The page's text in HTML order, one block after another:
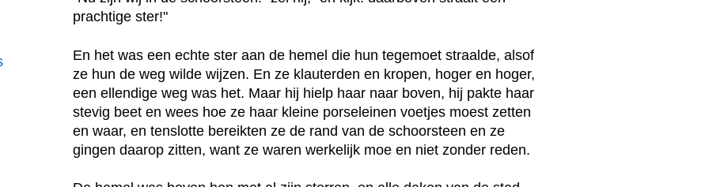
prachtige ster!"
En het was een echte ster aan de hemel die hun tegemoet straalde, alsof
ze hun de weg wilde wijzen. En ze klauterden en kropen, hoger en hoger,
een ellendige weg was het. Maar hij hielp haar naar boven, hij pakte haar
stevig beet en wees hoe ze haar kleine porseleinen voetjes moest zetten
en waar, en tenslotte bereikten ze de rand van de schoorsteen en ze
gingen daarop zitten, want ze waren werkelijk moe en niet zonder reden.